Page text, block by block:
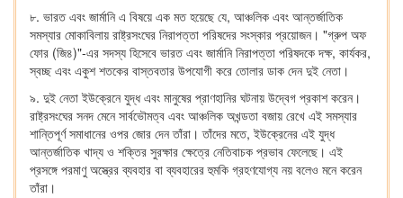
৮. ভারত এবং জার্মানি এ বিষয়ে এক মত হয়েছে যে, আঞ্চলিক এবং আন্তর্জাতিক
সমস্যার মোকাবিলায় রাষ্ট্রসংঘের নিরাপত্তা পরিষদের সংস্কার প্রয়োজন। "গ্রুপ অফ
ফোর (জি৪)"-এর সদস্য হিসেবে ভারত এবং জার্মানি নিরাপত্তা পরিষদকে দক্ষ, কার্যকর,
স্বচ্ছ এবং একুশ শতকের বাস্তবতার উপযোগী করে তোলার ডাক দেন দুই নেতা।
৯. দুই নেতা ইউক্রেনে যুদ্ধ এবং মানুষের প্রাণহানির ঘটনায় উদ্বেগ প্রকাশ করেন।
রাষ্ট্রসংঘের সনদ মেনে সার্বভৌমত্ব এবং আঞ্চলিক অখন্ডতা বজায় রেখে এই সমস্যার
শান্তিপূর্ণ সমাধানের ওপর জোর দেন তাঁরা। তাঁদের মতে, ইউক্রেনের এই যুদ্ধ
আন্তর্জাতিক খাদ্য ও শক্তির সুরক্ষার ক্ষেত্রে নেতিবাচক প্রভাব ফেলেছে। এই
প্রসঙ্গে পরমাণু অস্ত্রের ব্যবহার বা ব্যবহারের হুমকি গ্রহণযোগ্য নয় বলেও মনে করেন
তাঁরা।